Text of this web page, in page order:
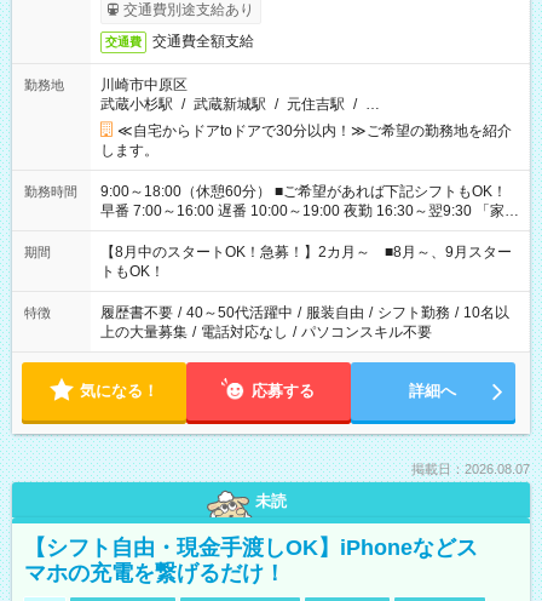
交通費別途支給あり
交通費 交通費全額支給
勤務地
川崎市中原区
武蔵小杉駅 / 武蔵新城駅 / 元住吉駅 / …
≪自宅からドアtoドアで30分以内！≫ご希望の勤務地を紹介
します。
勤務時間
9:00～18:00（休憩60分） ■ご希望があれば下記シフトもOK！
早番 7:00～16:00 遅番 10:00～19:00 夜勤 16:30～翌9:30 「家族
と休みを合わせたい」 「余裕を持って夕飯の準備がしたい」
「できれば残業はしたくない」 など、ご希望を教えてください
ね。 ※Wワーク希望の方へ 今ご覧のお仕事で希望する勤務時間
と、もう1つのお仕事の勤務時間。 合計で週40時間を超える場
合は応募できません。
期間
【8月中のスタートOK！急募！】2カ月～ ■8月～、9月スター
トもOK！
特徴 履歴書不要 / 40～50代活躍中 / 服装自由 / シフト勤務 / 10名以
上の大量募集 / 電話対応なし / パソコンスキル不要
気になる！ 応募する 詳細へ
掲載日：2026.08.07
未読
【シフト自由・現金手渡しOK】iPhoneなどス
マホの充電を繋げるだけ！